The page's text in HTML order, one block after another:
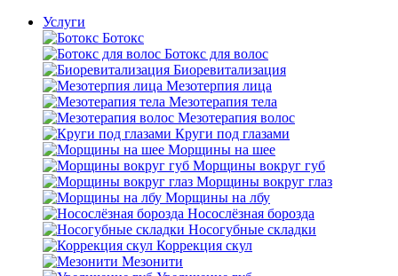
Услуги
Ботокс
Ботокс для волос
Биоревитализация
Мезотерпия лица
Мезотерапия тела
Мезотерапия волос
Круги под глазами
Морщины на шее
Морщины вокруг губ
Морщины вокруг глаз
Морщины на лбу
Носослёзная борозда
Носогубные складки
Коррекция скул
Мезонити